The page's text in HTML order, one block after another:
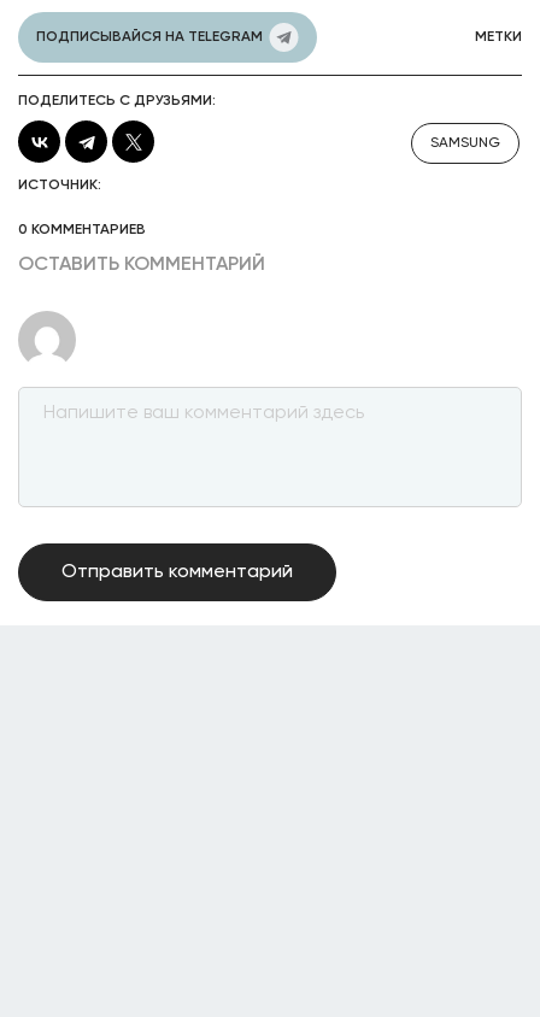
ПОДПИСЫВАЙСЯ НА TELEGRAM МЕТКИ
ПОДЕЛИТЕСЬ С ДРУЗЬЯМИ:
SAMSUNG
ИСТОЧНИК:
0 КОММЕНТАРИЕВ
ОСТАВИТЬ КОММЕНТАРИЙ